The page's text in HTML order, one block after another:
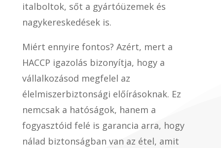
italboltok, sőt a gyártóüzemek és
nagykereskedések is.
Miért ennyire fontos? Azért, mert a
HACCP igazolás bizonyítja, hogy a
vállalkozásod megfelel az
élelmiszerbiztonsági előírásoknak. Ez
nemcsak a hatóságok, hanem a
fogyasztóid felé is garancia arra, hogy
nálad biztonságban van az étel, amit